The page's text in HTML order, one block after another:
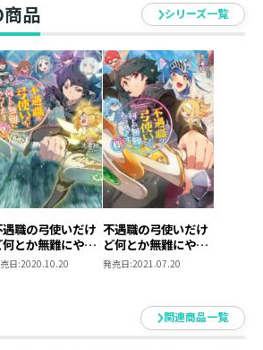
かわらず、レベルは爆上がりして
はレンジが人見知りなのに、みん
まったことだ。
撃力MAXのチート武器を創った
さり串刺しにしたりと大活躍。
カーへと駆け上がっていく。
スピード成り上がりファンタジ
ただ深夜テンション、お前だけは
商品 シリーズ一覧
職の弓使いだけ
何とか無難にやっ
ます2
日:2020.10.20
不遇職の弓使いだけ
ど何とか無難にやっ
てます3
発売日:2021.07.20
関連商品一覧